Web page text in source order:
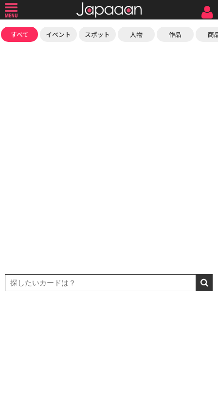
すべて イベント スポット 人物 作品 商